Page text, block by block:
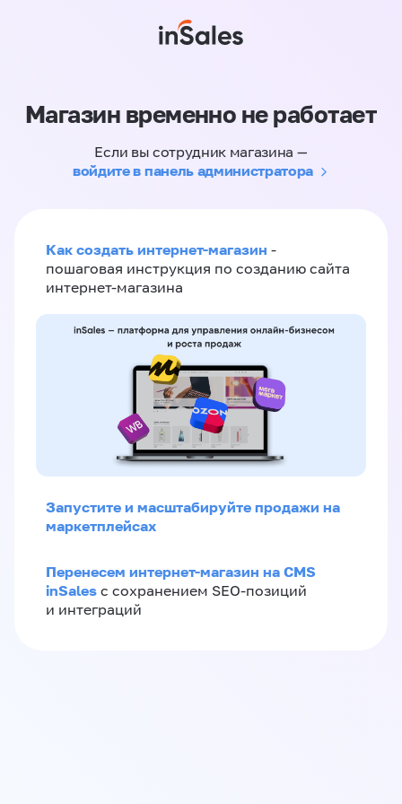
Магазин временно не работает
Если вы сотрудник магазина —
войдите в панель администратора
Как создать интернет-магазин -
пошаговая инструкция по созданию сайта
интернет-магазина
Запустите и масштабируйте продажи на
маркетплейсах
Перенесем интернет-магазин на CMS
inSales с сохранением SEO-позиций
и интеграций